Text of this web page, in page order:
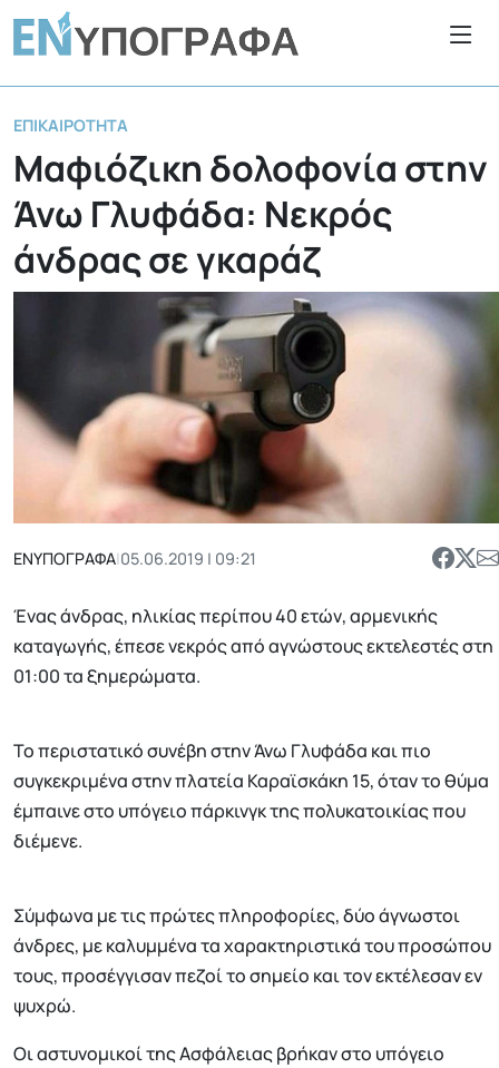
ΕΠΙΚΑΙΡΌΤΗΤΑ
Μαφιόζικη δολοφονία στην
Άνω Γλυφάδα: Νεκρός
άνδρας σε γκαράζ
ΕΝΥΠΟΓΡΑΦΑ|05.06.2019 | 09:21
Ένας άνδρας, ηλικίας περίπου 40 ετών, αρμενικής
καταγωγής, έπεσε νεκρός από αγνώστους εκτελεστές στη
01:00 τα ξημερώματα.
Το περιστατικό συνέβη στην Άνω Γλυφάδα και πιο
συγκεκριμένα στην πλατεία Καραϊσκάκη 15, όταν το θύμα
έμπαινε στο υπόγειο πάρκινγκ της πολυκατοικίας που
διέμενε.
Σύμφωνα με τις πρώτες πληροφορίες, δύο άγνωστοι
άνδρες, με καλυμμένα τα χαρακτηριστικά του προσώπου
τους, προσέγγισαν πεζοί το σημείο και τον εκτέλεσαν εν
ψυχρώ.
Οι αστυνομικοί της Ασφάλειας βρήκαν στο υπόγειο